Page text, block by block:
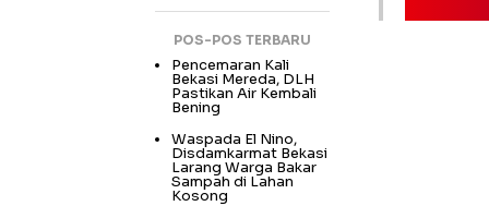
POS-POS TERBARU
Pencemaran Kali
Bekasi Mereda, DLH
Pastikan Air Kembali
Bening
Waspada El Nino,
Disdamkarmat Bekasi
Larang Warga Bakar
Sampah di Lahan
Kosong